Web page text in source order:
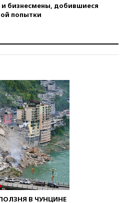
бизнесмены, добившиеся
попытки
В ЧУНЦИНЕ